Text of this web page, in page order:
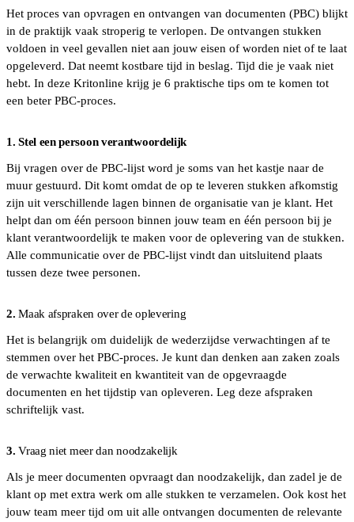
Het proces van opvragen en ontvangen van documenten (PBC) blijkt
in de praktijk vaak stroperig te verlopen. De ontvangen stukken
voldoen in veel gevallen niet aan jouw eisen of worden niet of te laat
opgeleverd. Dat neemt kostbare tijd in beslag. Tijd die je vaak niet
hebt. In deze Kritonline krijg je 6 praktische tips om te komen tot
een beter PBC-proces.
1. Stel een persoon verantwoordelijk
Bij vragen over de PBC-lijst word je soms van het kastje naar de
muur gestuurd. Dit komt omdat de op te leveren stukken afkomstig
zijn uit verschillende lagen binnen de organisatie van je klant. Het
helpt dan om één persoon binnen jouw team en één persoon bij je
klant verantwoordelijk te maken voor de oplevering van de stukken.
Alle communicatie over de PBC-lijst vindt dan uitsluitend plaats
tussen deze twee personen.
2.Maak afspraken over de oplevering
Het is belangrijk om duidelijk de wederzijdse verwachtingen af te
stemmen over het PBC-proces. Je kunt dan denken aan zaken zoals
de verwachte kwaliteit en kwantiteit van de opgevraagde
documenten en het tijdstip van opleveren. Leg deze afspraken
schriftelijk vast.
3.Vraag niet meer dan noodzakelijk
Als je meer documenten opvraagt dan noodzakelijk, dan zadel je de
klant op met extra werk om alle stukken te verzamelen. Ook kost het
jouw team meer tijd om uit alle ontvangen documenten de relevante